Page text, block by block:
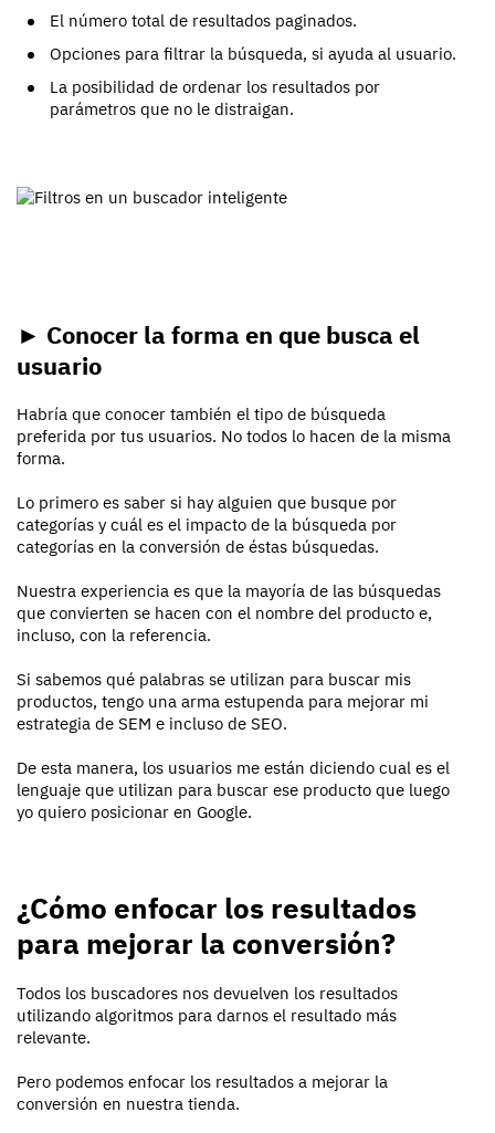
El número total de resultados paginados.
Opciones para filtrar la búsqueda, si ayuda al usuario.
La posibilidad de ordenar los resultados por
parámetros que no le distraigan.
► Conocer la forma en que busca el
usuario
Habría que conocer también el tipo de búsqueda
preferida por tus usuarios. No todos lo hacen de la misma
forma.
Lo primero es saber si hay alguien que busque por
categorías y cuál es el impacto de la búsqueda por
categorías en la conversión de éstas búsquedas.
Nuestra experiencia es que la mayoría de las búsquedas
que convierten se hacen con el nombre del producto e,
incluso, con la referencia.
Si sabemos qué palabras se utilizan para buscar mis
productos, tengo una arma estupenda para mejorar mi
estrategia de SEM e incluso de SEO.
De esta manera, los usuarios me están diciendo cual es el
lenguaje que utilizan para buscar ese producto que luego
yo quiero posicionar en Google.
¿Cómo enfocar los resultados
para mejorar la conversión?
Todos los buscadores nos devuelven los resultados
utilizando algoritmos para darnos el resultado más
relevante.
Pero podemos enfocar los resultados a mejorar la
conversión en nuestra tienda.